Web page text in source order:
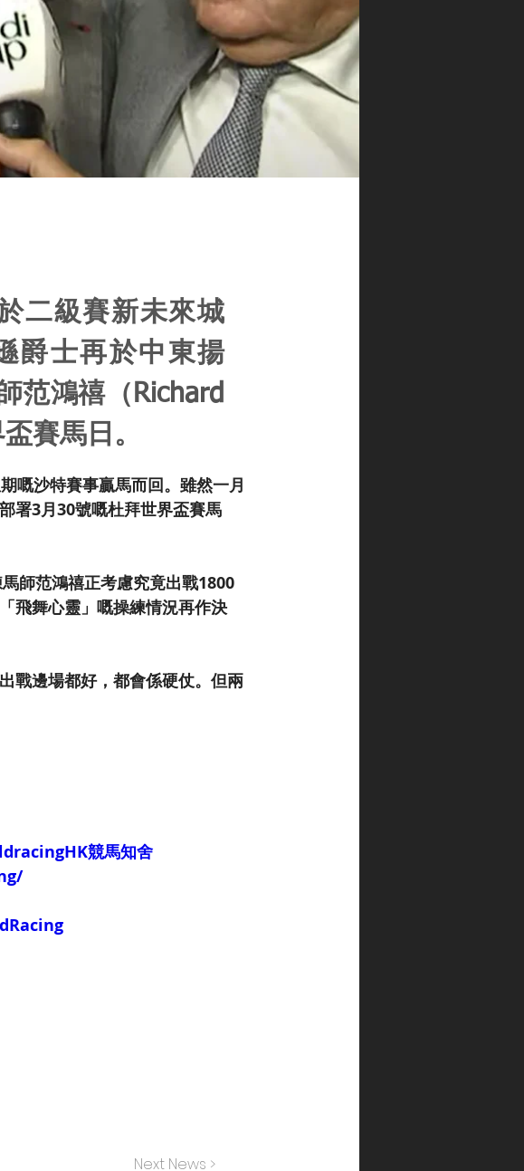
二級賽新未來城
爵士再於中東揚
范鴻禧（Richard
賽馬日。
嘅沙特賽事贏馬而回。雖然一月
署3月30號嘅杜拜世界盃賽馬
師范鴻禧正考慮究竟出戰1800
飛舞心靈」嘅操練情況再作決
戰邊場都好，都會係硬仗。但兩
競馬知舍
Next News >